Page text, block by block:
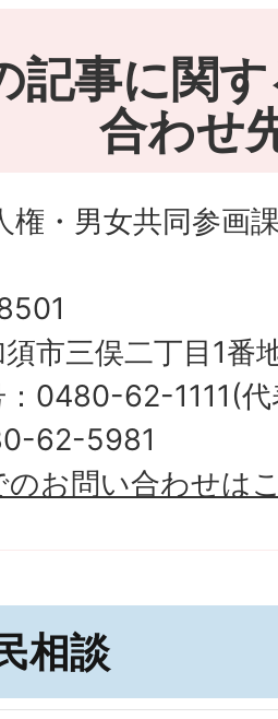
記事に関
合わせ
権・男女共同参画
市三俣二丁目1番
：0480-62-1111(
62-5981
のお問い合わせは
相談